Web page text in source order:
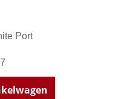
Port